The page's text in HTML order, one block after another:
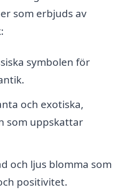
som erbjuds av
symbolen för
och exotiska,
som uppskattar
och ljus blomma som
positivitet.